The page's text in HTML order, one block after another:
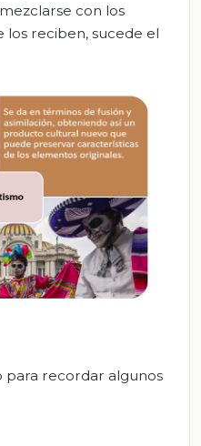
con los
los reciben, sucede el
para recordar algunos